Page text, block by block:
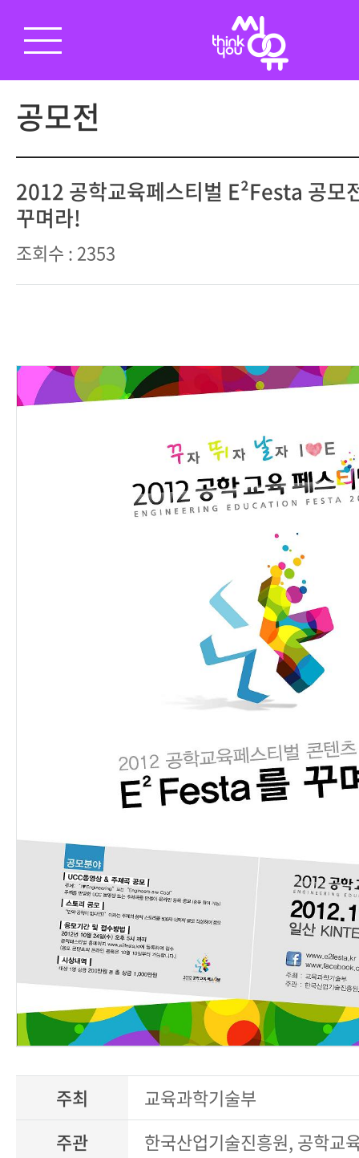
공모전
2012 공학교육페스티벌 E²Festa 공모
꾸며라!
조회수 : 2353
주최
교육과학기술부
주관
한국산업기술진흥원, 공학교